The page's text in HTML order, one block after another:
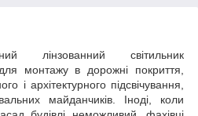
лінзованний світильник
монтажу в дорожні покриття,
і архітектурного підсвічування,
майданчиків. Іноді, коли